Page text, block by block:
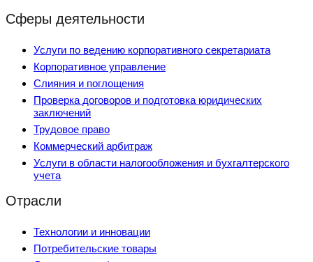
Сферы деятельности
Услуги по ведению корпоративного секретариата
Корпоративное управление
Слияния и поглощения
Проверка договоров и подготовка юридических
заключений
Трудовое право
Коммерческий арбитраж
Услуги в области налогообложения и бухгалтерского
учета
Отрасли
Технологии и инновации
Потребительские товары